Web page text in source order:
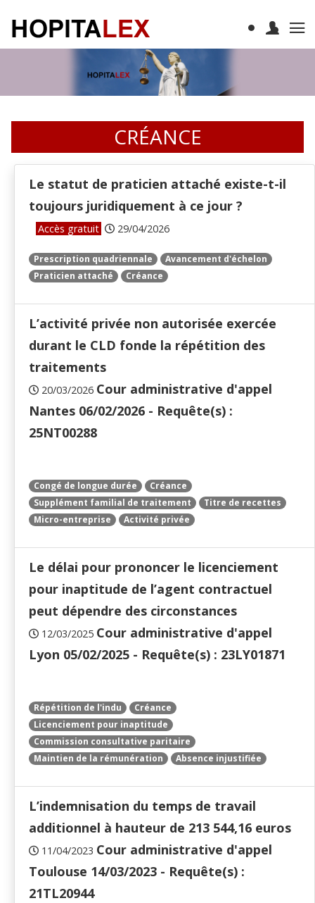
CRÉANCE
Le statut de praticien attaché existe-t-il
toujours juridiquement à ce jour ?
Accès gratuit 29/04/2026
Prescription quadriennale
Avancement d'échelon
Praticien attaché
Créance
L’activité privée non autorisée exercée
durant le CLD fonde la répétition des
traitements
20/03/2026 Cour administrative d'appel
Nantes 06/02/2026 - Requête(s) :
25NT00288
Congé de longue durée
Créance
Supplément familial de traitement
Titre de recettes
Micro-entreprise
Activité privée
Le délai pour prononcer le licenciement
pour inaptitude de l’agent contractuel
peut dépendre des circonstances
12/03/2025 Cour administrative d'appel
Lyon 05/02/2025 - Requête(s) : 23LY01871
Répétition de l'indu
Créance
Licenciement pour inaptitude
Commission consultative paritaire
Maintien de la rémunération
Absence injustifiée
L’indemnisation du temps de travail
additionnel à hauteur de 213 544,16 euros
11/04/2023 Cour administrative d'appel
Toulouse 14/03/2023 - Requête(s) :
21TL20944